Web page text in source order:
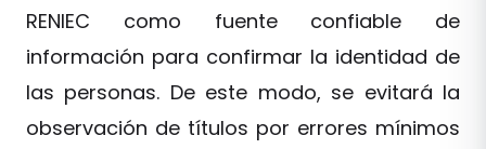
RENIEC como fuente confiable de
información para confirmar la identidad de
las personas. De este modo, se evitará la
observación de títulos por errores mínimos